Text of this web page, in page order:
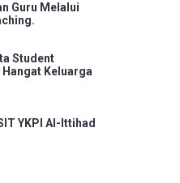
Guru Melalui
Student
Keluarga
YKPI Al-Ittihad